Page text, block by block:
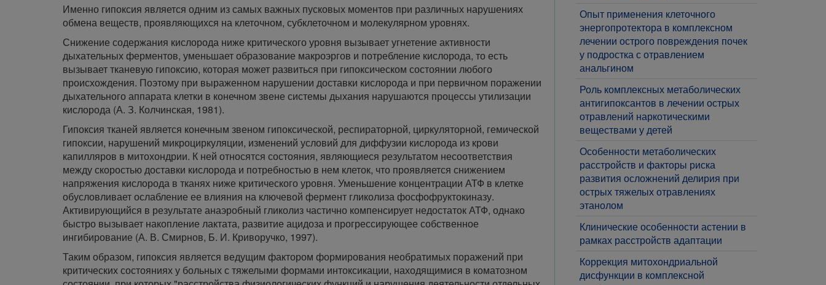
Именно гипоксия является одним из самых важных пусковых моментов при различных нарушениях
обмена веществ, проявляющихся на клеточном, субклеточном и молекулярном уровнях.
Снижение содержания кислорода ниже критического уровня вызывает угнетение активности
дыхательных ферментов, уменьшает образование макроэргов и потребление кислорода, то есть
вызывает тканевую гипоксию, которая может развиться при гипоксическом состоянии любого
происхождения. Поэтому при выраженном нарушении доставки кислорода и при первичном поражении
дыхательного аппарата клетки в конечном звене системы дыхания нарушаются процессы утилизации
кислорода (А. З. Колчинская, 1981).
Гипоксия тканей является конечным звеном гипоксической, респираторной, циркуляторной, гемической
гипоксии, нарушений микроциркуляции, изменений условий для диффузии кислорода из крови
капилляров в митохондрии. К ней относятся состояния, являющиеся результатом несоответствия
между скоростью доставки кислорода и потребностью в нем клеток, что проявляется снижением
напряжения кислорода в тканях ниже критического уровня. Уменьшение концентрации АТФ в клетке
обусловливает ослабление ее влияния на ключевой фермент гликолиза фосфофруктокиназу.
Активирующийся в результате анаэробный гликолиз частично компенсирует недостаток АТФ, однако
быстро вызывает накопление лактата, развитие ацидоза и прогрессирующее собственное
ингибирование (А. В. Смирнов, Б. И. Криворучко, 1997).
Таким образом, гипоксия является ведущим фактором формирования необратимых поражений при
критических состояниях у больных с тяжелыми формами интоксикации, находящимися в коматозном
Опыт применения клеточного
энергопротектора в комплексном
лечении острого повреждения почек
у подростка с отравлением
анальгином
Роль комплексных метаболических
антигипоксантов в лечении острых
отравлений наркотическими
веществами у детей
Особенности метаболических
расстройств и факторы риска
развития осложнений делирия при
острых тяжелых отравлениях
этанолом
​Клинические особенности астении в
рамках расстройств адаптации
​Коррекция митохондриальной
дисфункции в комплексной